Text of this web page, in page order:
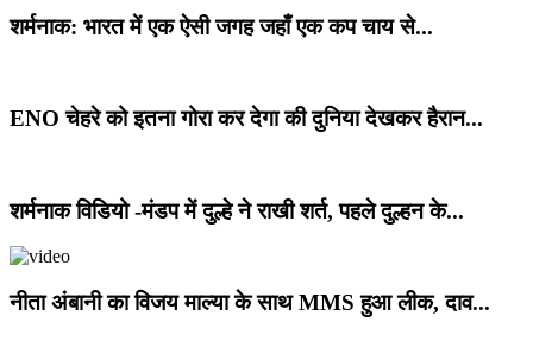
शर्मनाक: भारत में एक ऐसी जगह जहाँ एक कप चाय से...
ENO चेहरे को इतना गोरा कर देगा की दुनिया देखकर हैरान...
शर्मनाक विडियो -मंडप में दुल्हे ने राखी शर्त, पहले दुल्हन के...
नीता अंबानी का विजय माल्या के साथ MMS हुआ लीक, दाव...